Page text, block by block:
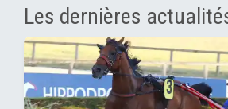
Les dernières